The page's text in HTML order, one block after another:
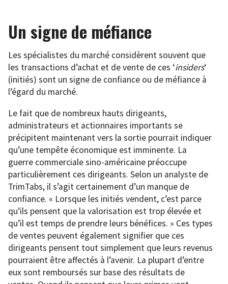
Un signe de méfiance
Les spécialistes du marché considèrent souvent que
les transactions d’achat et de vente de ces ‘insiders‘
(initiés) sont un signe de confiance ou de méfiance à
l’égard du marché.
Le fait que de nombreux hauts dirigeants,
administrateurs et actionnaires importants se
précipitent maintenant vers la sortie pourrait indiquer
qu’une tempête économique est imminente. La
guerre commerciale sino-américaine préoccupe
particulièrement ces dirigeants. Selon un analyste de
TrimTabs, il s’agit certainement d’un manque de
confiance. « Lorsque les initiés vendent, c’est parce
qu’ils pensent que la valorisation est trop élevée et
qu’il est temps de prendre leurs bénéfices. » Ces types
de ventes peuvent également signifier que ces
dirigeants pensent tout simplement que leurs revenus
pourraient être affectés à l’avenir. La plupart d’entre
eux sont remboursés sur base des résultats de